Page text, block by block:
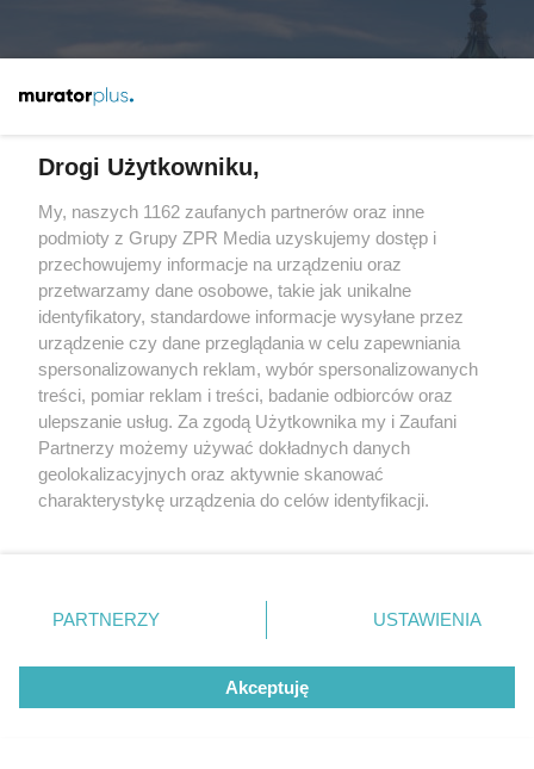
Nowy wieżowiec w centrum Warszawy. Dwie
centralnego placu zniknie 1300 mkw. betonu
Drogi Użytkowniku,
My, naszych 1162 zaufanych partnerów oraz inne
podmioty z Grupy ZPR Media uzyskujemy dostęp i
przechowujemy informacje na urządzeniu oraz
przetwarzamy dane osobowe, takie jak unikalne
identyfikatory, standardowe informacje wysyłane przez
urządzenie czy dane przeglądania w celu zapewniania
spersonalizowanych reklam, wybór spersonalizowanych
treści, pomiar reklam i treści, badanie odbiorców oraz
ulepszanie usług. Za zgodą Użytkownika my i Zaufani
Partnerzy możemy używać dokładnych danych
geolokalizacyjnych oraz aktywnie skanować
charakterystykę urządzenia do celów identyfikacji.
zmienić/wycofać klikając przycisk ustawień prywatności
znajdujący się w lewym dolnym rogu strony
rodzaje przetwarzania danych nie wymagają zgody
użytkownika, ale masz prawo sprzeciwić się takiemu
przetwarzaniu. Preferencje będą miały zastosowanie tylko
PARTNERZY USTAWIENIA
Akceptuję